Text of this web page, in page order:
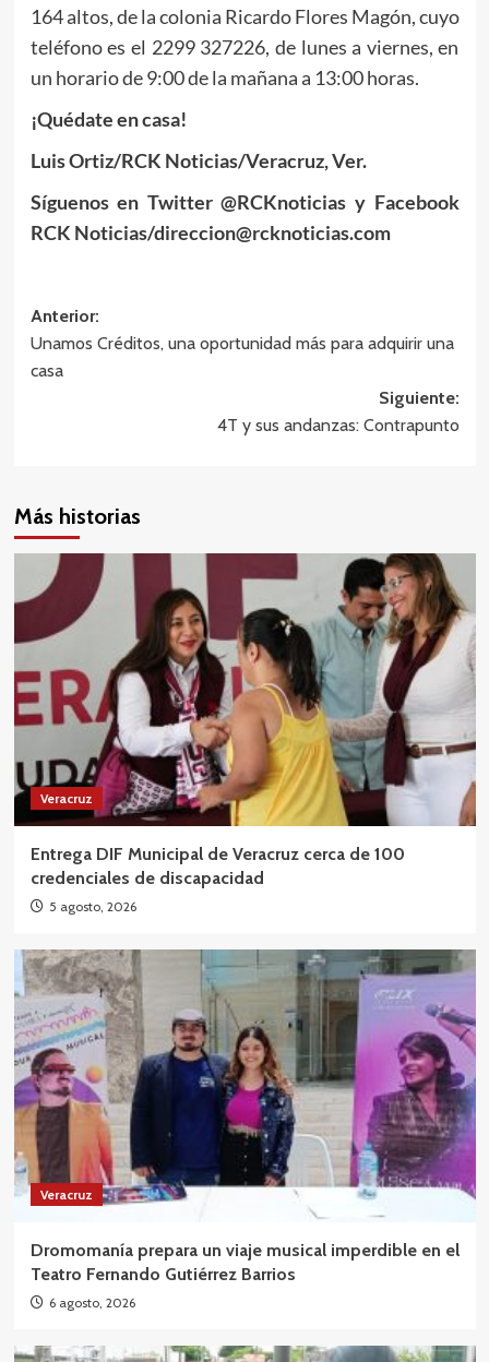
164 altos, de la colonia Ricardo Flores Magón, cuyo
teléfono es el 2299 327226, de lunes a viernes, en
un horario de 9:00 de la mañana a 13:00 horas.
¡Quédate en casa!
Luis Ortiz/RCK Noticias/Veracruz, Ver.
Síguenos en Twitter @RCKnoticias y Facebook
RCK Noticias/direccion@rcknoticias.com
Navegación
de
Anterior:
Unamos Créditos, una oportunidad más para adquirir una
casa
Siguiente:
4T y sus andanzas: Contrapunto
Más historias
Veracruz
Entrega DIF Municipal de Veracruz cerca de 100
credenciales de discapacidad
5 agosto, 2026
Veracruz
Dromomanía prepara un viaje musical imperdible en el
Teatro Fernando Gutiérrez Barrios
6 agosto, 2026